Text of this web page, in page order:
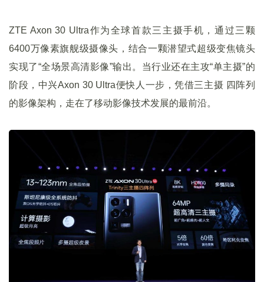
ZTE Axon 30 Ultra作为全球首款三主摄手机，通过三颗
6400万像素旗舰级摄像头，结合一颗潜望式超级变焦镜头
实现了“全场景高清影像”输出。当行业还在主攻“单主摄”的
阶段，中兴Axon 30 Ultra便快人一步，凭借三主摄 四阵列
的影像架构，走在了移动影像技术发展的最前沿。